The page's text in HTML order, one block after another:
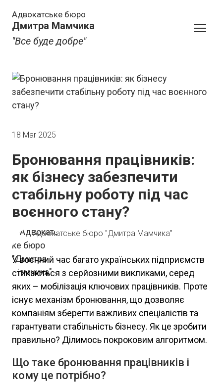
Адвокатське бюро
Дмитра Мамчика
"Все буде добре"
18 Mar 2025
Бронювання працівників:
як бізнесу забезпечити
стабільну роботу під час
воєнного стану?
Адвокатське бюро "Дмитра Мамчика"
У воєнний час багато українських підприємств
стикаються з серйозними викликами, серед
яких – мобілізація ключових працівників. Проте
існує механізм бронювання, що дозволяє
компаніям зберегти важливих спеціалістів та
гарантувати стабільність бізнесу. Як це зробити
правильно? Ділимось покроковим алгоритмом.
Що таке бронювання працівників і
кому це потрібно?